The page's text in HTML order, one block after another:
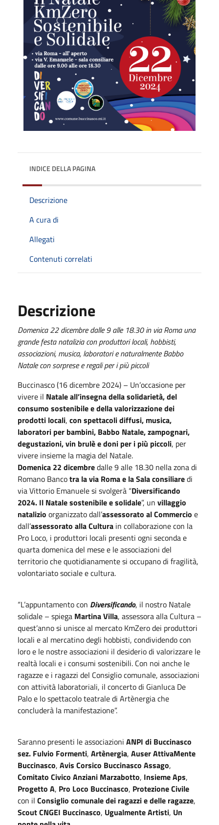
INDICE DELLA PAGINA
Descrizione
A cura di
Allegati
Contenuti correlati
Descrizione
Domenica 22 dicembre dalle 9 alle 18.30 in via Roma una
grande festa natalizia con produttori locali, hobbisti,
associazioni, musica, laboratori e naturalmente Babbo
Natale con sorprese e regali per i più piccoli
Buccinasco (16 dicembre 2024) – Un’occasione per
vivere il Natale all’insegna della solidarietà, del
consumo sostenibile e della valorizzazione dei
prodotti locali, con spettacoli diffusi, musica,
laboratori per bambini, Babbo Natale, zampognari,
degustazioni, vin brulè e doni per i più piccoli, per
vivere insieme la magia del Natale.
Domenica 22 dicembredalle 9 alle 18.30 nella zona di
Romano Bancotra la via Roma e la Sala consiliaredi
via Vittorio Emanuele si svolgerà “Diversificando
2024. Il Natale sostenibile e solidale”, un villaggio
natalizio organizzato dall’assessorato al Commercio e
dall’assessorato alla Cultura in collaborazione con la
Pro Loco, i produttori locali presenti ogni seconda e
quarta domenica del mese e le associazioni del
territorio che quotidianamente si occupano di fragilità,
volontariato sociale e cultura.
“L’appuntamento con Diversificando, il nostro Natale
solidale – spiega Martina Villa, assessora alla Cultura –
quest’anno si unisce al mercato KmZero dei produttori
locali e al mercatino degli hobbisti, condividendo con
loro e le nostre associazioni il desiderio di valorizzare le
realtà locali e i consumi sostenibili. Con noi anche le
ragazze e i ragazzi del Consiglio comunale, associazioni
con attività laboratoriali, il concerto di Gianluca De
Palo e lo spettacolo teatrale di Artènergia che
concluderà la manifestazione”.
Saranno presenti le associazioni ANPI di Buccinasco
sez. Fulvio Formenti, Artènergia, Auser AttivaMente
Buccinasco, Avis Corsico Buccinasco Assago,
Comitato Civico Anziani Marzabotto, Insieme Aps,
Progetto A, Pro Loco Buccinasco, Protezione Civile
con il Consiglio comunale dei ragazzi e delle ragazze,
Scout CNGEI Buccinasco, Ugualmente Artisti, Un